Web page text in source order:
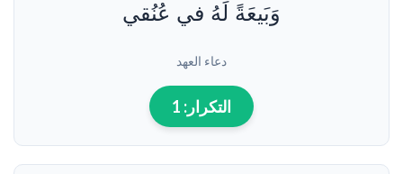
وَبَيعَةً لَهُ في عُنُقي
دعاء العهد
التكرار: 1